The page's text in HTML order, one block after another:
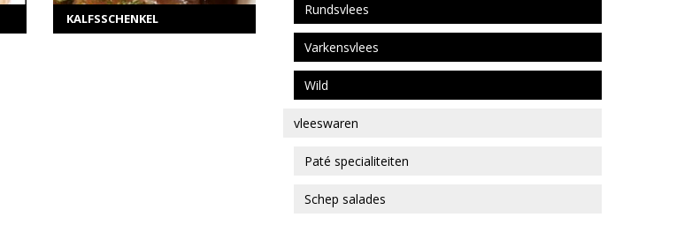
KALFSSCHENKEL
Rundsvlees
Varkensvlees
Wild
vleeswaren
Paté specialiteiten
Schep salades